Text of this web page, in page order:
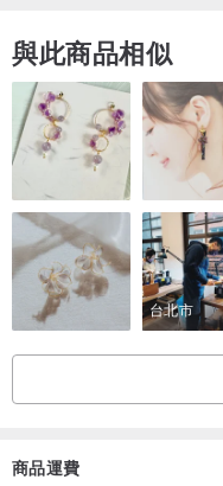
與此商品相似
台北市
商品運費